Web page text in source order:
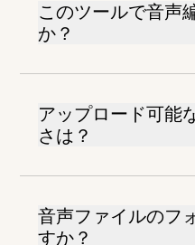
このツールで音声
か？
アップロード可能
さは？
音声ファイルのフ
すか？